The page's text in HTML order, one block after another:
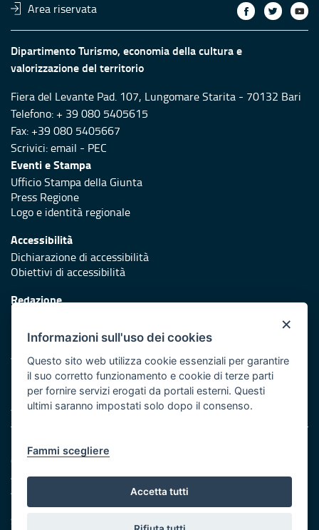
Area riservata
Dipartimento Turismo, economia della cultura e
valorizzazione del territorio
Fiera del Levante Pad. 107, Lungomare Starita - 70132 Bari
Telefono: + 39 080 5405615
Fax: +39 080 5405667
Scrivici:email - PEC
Eventi e Stampa
Ufficio Stampa della Giunta
Press Regione
Logo e identità regionale
Accessibilità
Dichiarazione di accessibilità
Obiettivi di accessibilità
Redazione
Protezione civile
Vai al sito di Protezione Civile Puglia
Iniziativa finanziata con risorse del POR Puglia 2014/2020 -
Asse XI
Note legali
Cookie e privacy
Amministrazione trasparente
Atti di notifica
Feed RSS
Servizi intranet
×
Informazioni sull'uso dei cookies
Questo sito web utilizza cookie essenziali per garantire
il suo corretto funzionamento e cookie di terze parti
per fornire servizi erogati da portali esterni. Questi
ultimi saranno impostati solo dopo il consenso.
Fammi scegliere
Accetta tutti